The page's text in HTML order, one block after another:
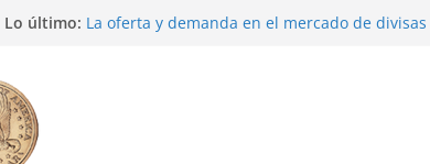
Lo último: La oferta y demanda en el mercado de divisas